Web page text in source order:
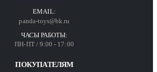
EMAIL:
panda-toys@bk.ru
ЧАСЫ РАБОТЫ:
ПН-ПТ / 9:00 - 17:00
ПОКУПАТЕЛЯМ